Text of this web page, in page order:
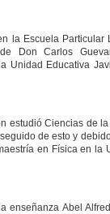
la Escuela Particular
Don Carlos
Unidad Educativa
estudió Ciencias de
de esto y
en Física en la
enseñanza Abel